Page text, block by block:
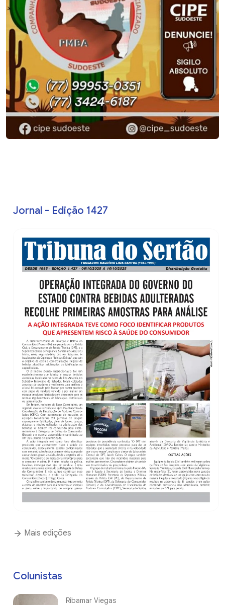
Jornal - Edição 1427
Mais edições
Colunistas
Ribamar Viegas